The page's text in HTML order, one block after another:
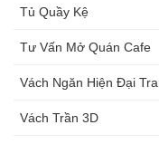
Tủ Quầy Kệ
Tư Vấn Mở Quán Cafe
Vách Ngăn Hiện Đại
Vách Trần 3D